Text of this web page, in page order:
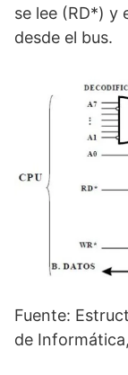
se lee (RD*) y
desde el bus.
Fuente:
de